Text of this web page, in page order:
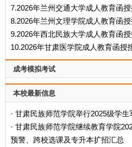
7.2026年兰州交通大学成人教育函
8.2026年兰州文理学院成人教育函
9.2026年西北民族大学成人教育函
10.2026年甘肃医学院成人教育函授
成考模拟考试
本校最新信息
· 甘肃民族师范学院举行2025级学
· 甘肃民族师范学院继续教育学院
预警、跨校选课及专升本扩招汇总